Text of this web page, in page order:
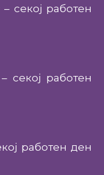
– секој работен
– секој работен
работен ден